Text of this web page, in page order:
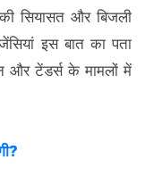
सियासत और बिजली
इस बात का पता
और टेंडर्स के मामलों में